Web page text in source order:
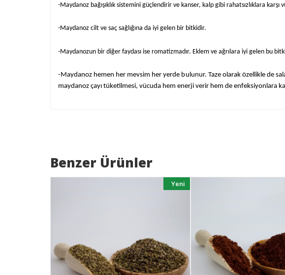
-Maydanoz bağışıklık sistemini güçlendirir ve kanser, kalp gibi rahatsızlıklara karşı
-Maydanoz cilt ve saç sağlığına da iyi gelen bir bitkidir.
-Maydanozun bir diğer faydası ise romatizmadır. Eklem ve ağrılara iyi gelen bu
-Maydanoz hemen her mevsim her yerde bulunur. Taze olarak özellikle de
maydanoz çayı tüketilmesi, vücuda hem enerji verir hem de enfeksiyonlara
Benzer Ürünler
Yeni